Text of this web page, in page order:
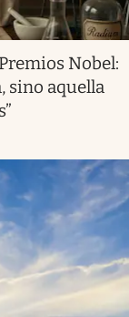
Nobel:
sino aquella